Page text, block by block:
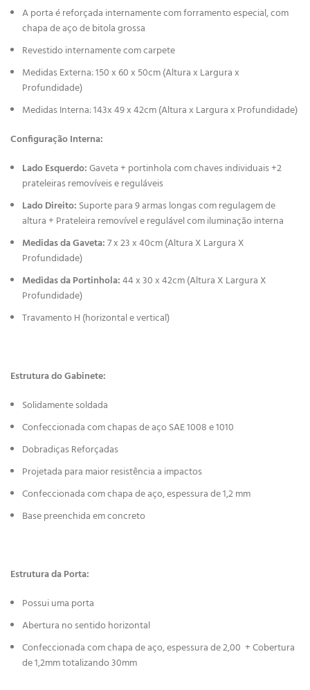
A porta é reforçada internamente com forramento especial, com
chapa de aço de bitola grossa
Revestido internamente com carpete
Medidas Externa: 150 x 60 x 50cm (Altura x Largura x
Profundidade)
Medidas Interna: 143x 49 x 42cm (Altura x Largura x Profundidade)
Configuração Interna:
Lado Esquerdo:Gaveta + portinhola com chaves individuais +2
prateleiras removíveis e reguláveis
Lado Direito: Suporte para 9 armas longas com regulagem de
altura + Prateleira removível e regulável com iluminação interna
Medidas da Gaveta:7 x 23 x 40cm (Altura X Largura X
Profundidade)
Medidas da Portinhola:44 x 30 x 42cm (Altura X Largura X
Profundidade)
Travamento H (horizontal e vertical)
Estrutura do Gabinete:
Solidamente soldada
Confeccionada com chapas de aço SAE 1008 e 1010
Dobradiças Reforçadas
Projetada para maior resistência a impactos
Confeccionada com chapa de aço, espessura de 1,2 mm
Base preenchida em concreto
Estrutura da Porta:
Possui uma porta
Abertura no sentido horizontal
Confeccionada com chapa de aço, espessura de 2,00 + Cobertura
de 1,2mm totalizando 30mm